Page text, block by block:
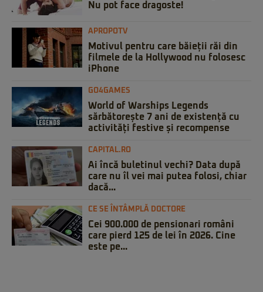
Nu pot face dragoste!
APROPOTV
Motivul pentru care băieții răi din
filmele de la Hollywood nu folosesc
iPhone
GO4GAMES
World of Warships Legends
sărbătorește 7 ani de existență cu
activități festive și recompense
CAPITAL.RO
Ai încă buletinul vechi? Data după
care nu îl vei mai putea folosi, chiar
dacă...
CE SE ÎNTÂMPLĂ DOCTORE
Cei 900.000 de pensionari români
care pierd 125 de lei în 2026. Cine
este pe...